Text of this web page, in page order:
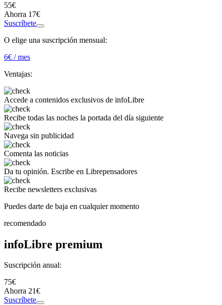
55€
Ahorra 17€
Suscríbete
O elige una suscripción mensual:
6€ / mes
Ventajas:
Accede a contenidos exclusivos de infoLibre
Recibe todas las noches la portada del día siguiente
Navega sin publicidad
Comenta las noticias
Da tu opinión. Escribe en Librepensadores
Recibe newsletters exclusivas
Puedes darte de baja en cualquier momento
recomendado
infoLibre premium
Suscripción anual:
75€
Ahorra 21€
Suscríbete